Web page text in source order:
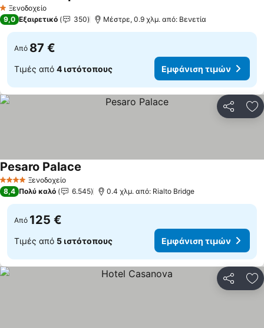
1 Αστέρια
Ξενοδοχείο
9,0 Εξαιρετικό 350 Μέστρε, 0.9 χλμ. από: Βενετία
Από 87 €
Τιμές από 4 ιστότοπους Εμφάνιση τιμών
4 ΑστέριαΞενοδοχείο
Pesaro Palace
8,4 Πολύ καλό 6.545 0.4 χλμ. από: Rialto Bridge
Από 125 €
Τιμές από 5 ιστότοπους Εμφάνιση τιμών